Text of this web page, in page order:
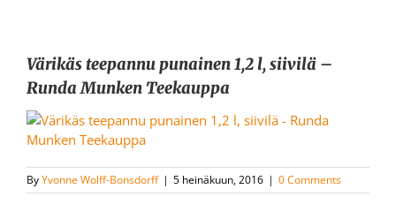
Värikäs teepannu punainen 1,2 l, siivilä –
Runda Munken Teekauppa
ByYvonne Wolff-Bonsdorff | 5 heinäkuun, 2016 | 0 Comments